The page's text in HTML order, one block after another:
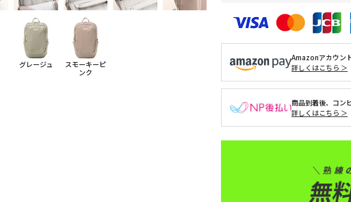
グレージュ
スモーキーピ
ンク
Amazonアカウン
詳しくはこちら ＞
商品到着後、コン
詳しくはこちら ＞